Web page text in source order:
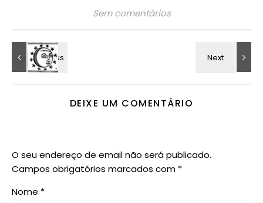
Sem comentários
DEIXE UM COMENTÁRIO
O seu endereço de email não será publicado.
Campos obrigatórios marcados com *
Nome *